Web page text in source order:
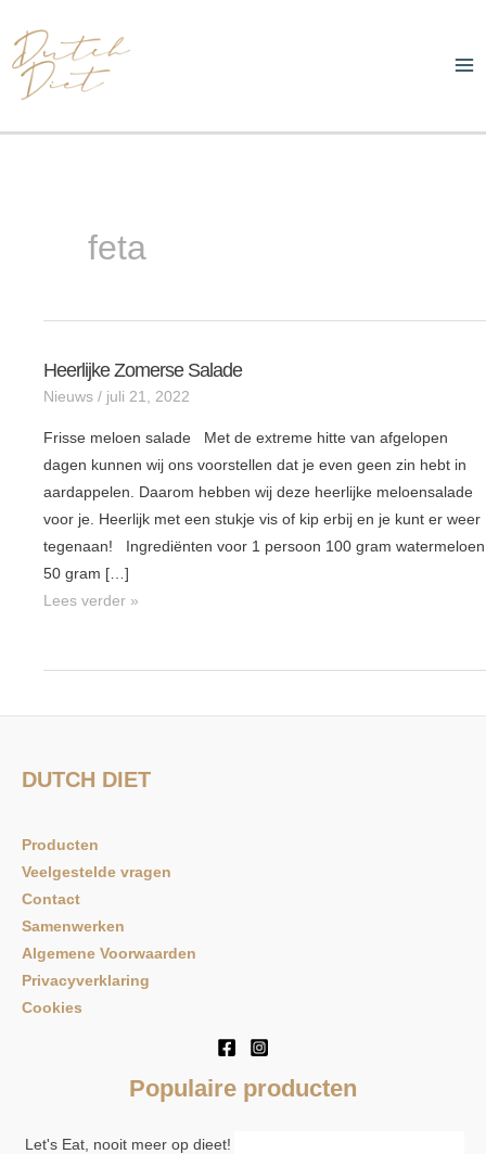
naar
de
inhoud
feta
Heerlijke Zomerse Salade
Nieuws / juli 21, 2022
Frisse meloen salade Met de extreme hitte van afgelopen
dagen kunnen wij ons voorstellen dat je even geen zin hebt in
aardappelen. Daarom hebben wij deze heerlijke meloensalade
voor je. Heerlijk met een stukje vis of kip erbij en je kunt er weer
tegenaan! Ingrediënten voor 1 persoon 100 gram watermeloen
50 gram […]
Heerlijke
zomerse
Lees verder »
DUTCH DIET
Producten
Veelgestelde vragen
Contact
Samenwerken
Algemene Voorwaarden
Privacyverklaring
Cookies
Populaire producten
Let's Eat, nooit meer op dieet!